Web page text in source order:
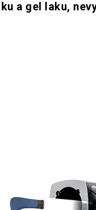
a gel laku,